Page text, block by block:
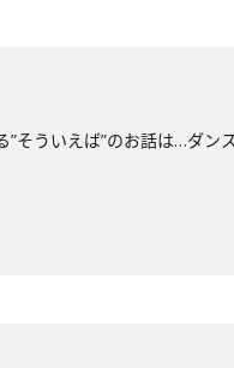
そういえば”のお話は…ダン